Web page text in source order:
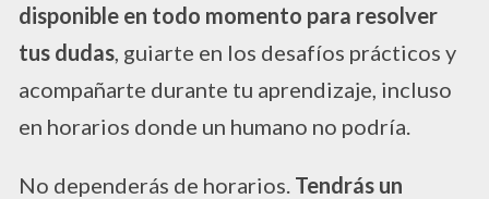
disponible en todo momento para resolver
tus dudas, guiarte en los desafíos prácticos y
acompañarte durante tu aprendizaje, incluso
en horarios donde un humano no podría.
No dependerás de horarios. Tendrás un